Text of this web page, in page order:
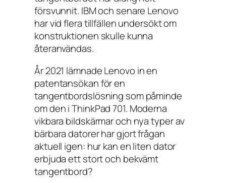
försvunnit. IBM och senare Lenovo
har vid flera tillfällen undersökt om
konstruktionen skulle kunna
återanvändas.
År 2021 lämnade Lenovo in en
patentansökan för en
tangentbordslösning som påminde
om den i ThinkPad 701. Moderna
vikbara bildskärmar och nya typer av
bärbara datorer har gjort frågan
aktuell igen: hur kan en liten dator
erbjuda ett stort och bekvämt
tangentbord?